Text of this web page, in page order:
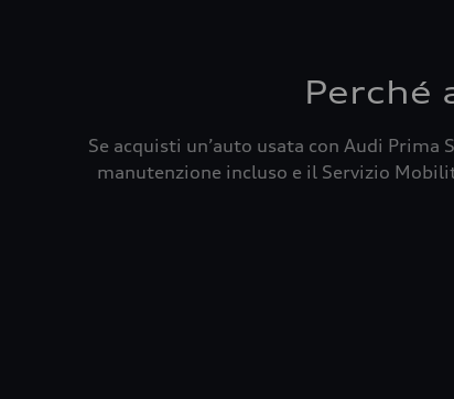
Perché
Se acquisti un’auto usata con Audi
manutenzione incluso e il Servizio